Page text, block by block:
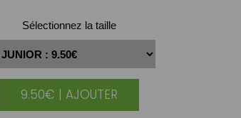
Sélectionnez la taille
|
9.50€ | AJOUTER